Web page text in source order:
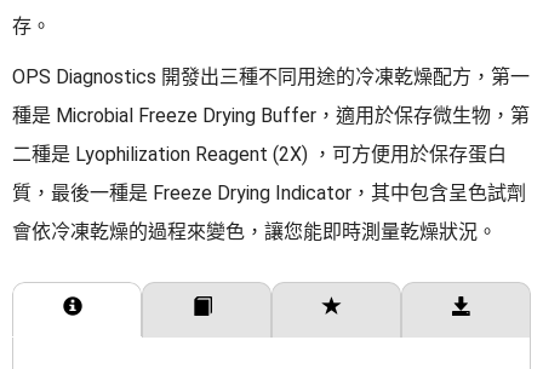
存。
OPS Diagnostics 開發出三種不同用途的冷凍乾燥配方，第一
種是 Microbial Freeze Drying Buffer，適用於保存微生物，第
二種是 Lyophilization Reagent (2X) ，可方便用於保存蛋白
質，最後一種是 Freeze Drying Indicator，其中包含呈色試劑
會依冷凍乾燥的過程來變色，讓您能即時測量乾燥狀況。